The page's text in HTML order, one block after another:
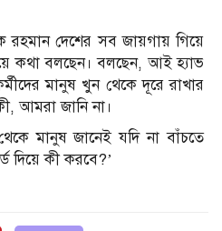
রহমান দেশের সব জায়গায় গিয়ে
কথা বলছেন। বলছেন, আই হ্যাভ
মানুষ খুন থেকে দূরে রাখার
আমরা জানি না।
মানুষ জানেই যদি না বাঁচতে
দিয়ে কী করবে?’